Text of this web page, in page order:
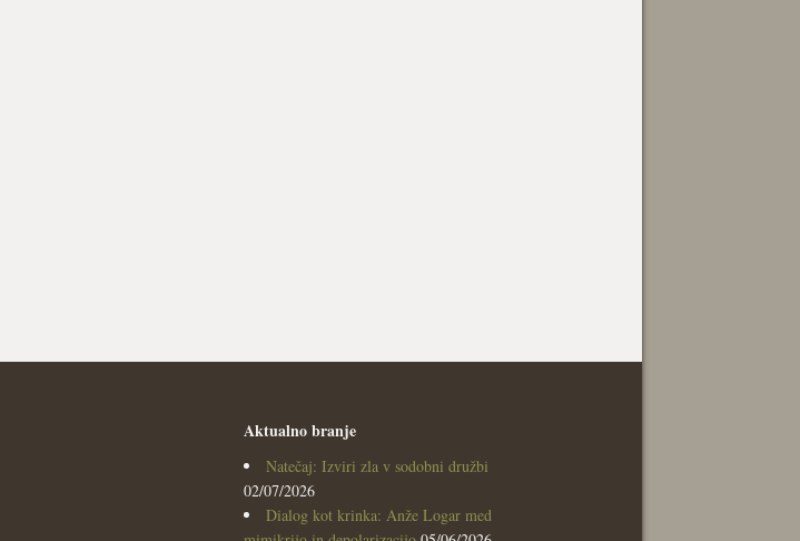
Aktualno branje
Natečaj: Izviri zla v sodobni družbi
02/07/2026
Dialog kot krinka: Anže Logar med